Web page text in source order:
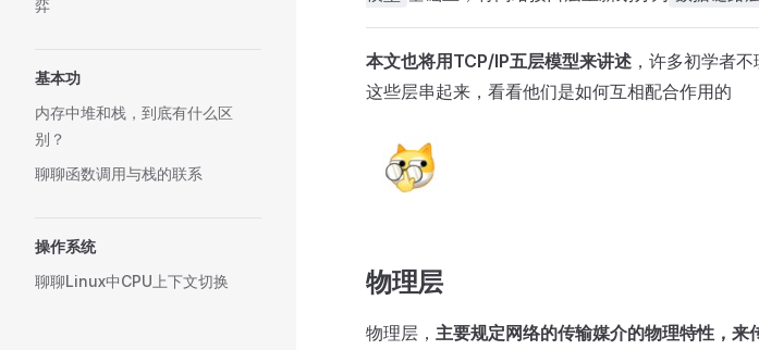
弈
基本功
内存中堆和栈，到底有什么区
别？
聊聊函数调用与栈的联系
操作系统
聊聊Linux中CPU上下文切换
本文也将用TCP/IP五层模型来讲述 ，许多初学者
这些层串起来，看看他们是如何互相配合作用的
物理层
物理层， 主要规定网络的传输媒介的物理特性，来